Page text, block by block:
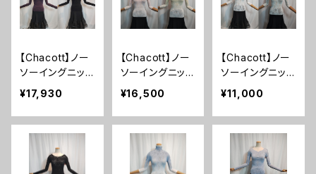
【Chacott】ノー
ソーイングニッ
ト チュールリ
ボンニットトッ
プ チャコット
¥17,930
【Chacott】ノー
ソーイングニッ
ト グラデーショ
ンボートネックト
ップ チャコット
¥16,500
【Chacott】ノー
ソーイングニッ
ト シアーレー
スボートネックト
ップ チャコット
¥11,000